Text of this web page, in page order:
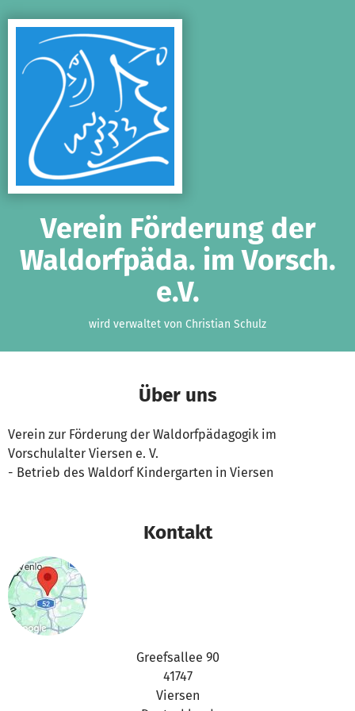
Verein Förderung der
Waldorfpäda. im Vorsch.
e.V.
wird verwaltet von Christian Schulz
Über uns
Verein zur Förderung der Waldorfpädagogik im
Vorschulalter Viersen e. V.
- Betrieb des Waldorf Kindergarten in Viersen
Kontakt
Greefsallee 90
41747
Viersen